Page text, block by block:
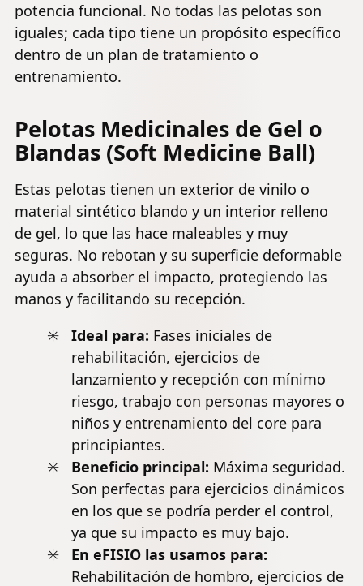
potencia funcional. No todas las pelotas son
iguales; cada tipo tiene un propósito específico
dentro de un plan de tratamiento o
entrenamiento.
Pelotas Medicinales de Gel o
Blandas (Soft Medicine Ball)
Estas pelotas tienen un exterior de vinilo o
material sintético blando y un interior relleno
de gel, lo que las hace maleables y muy
seguras. No rebotan y su superficie deformable
ayuda a absorber el impacto, protegiendo las
manos y facilitando su recepción.
Ideal para: Fases iniciales de
rehabilitación, ejercicios de
lanzamiento y recepción con mínimo
riesgo, trabajo con personas mayores o
niños y entrenamiento del core para
principiantes.
Beneficio principal: Máxima seguridad.
Son perfectas para ejercicios dinámicos
en los que se podría perder el control,
ya que su impacto es muy bajo.
En eFISIO las usamos para:
Rehabilitación de hombro, ejercicios de